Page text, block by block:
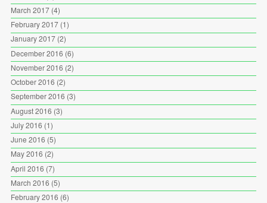
March 2017(4)
February 2017(1)
January 2017(2)
December 2016 (6)
November 2016 (2)
October 2016 (2)
September 2016 (3)
August 2016 (3)
July 2016 (1)
June 2016 (5)
May 2016 (2)
April 2016 (7)
March 2016 (5)
February 2016 (6)